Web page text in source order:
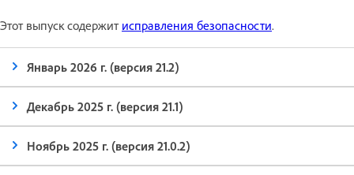
Этот выпуск содержит исправления безопасности.
Январь 2026 г. (версия 21.2)
Декабрь 2025 г. (версия 21.1)
Ноябрь 2025 г. (версия 21.0.2)